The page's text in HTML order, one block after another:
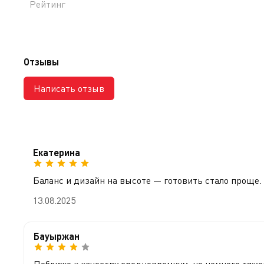
Рейтинг
Отзывы
Написать отзыв
Екатерина
Баланс и дизайн на высоте — готовить стало проще.
13.08.2025
Бауыржан